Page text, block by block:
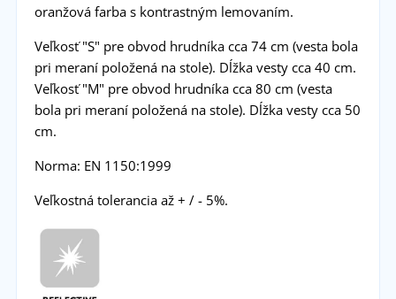
oranžová farba s kontrastným lemovaním.
Veľkosť "S" pre obvod hrudníka cca 74 cm (vesta bola
pri meraní položená na stole). Dĺžka vesty cca 40 cm.
Veľkosť "M" pre obvod hrudníka cca 80 cm (vesta
bola pri meraní položená na stole). Dĺžka vesty cca 50
cm.
Norma: EN 1150:1999
Veľkostná tolerancia až + / - 5%.